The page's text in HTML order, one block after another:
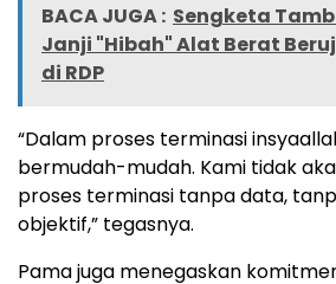
BACA JUGA : Sengketa
Janji "Hibah" Alat Berat
di RDP
“Dalam proses terminasi
bermudah-mudah. Kami tidak
proses terminasi tanpa data,
objektif,” tegasnya.
Pama juga menegaskan